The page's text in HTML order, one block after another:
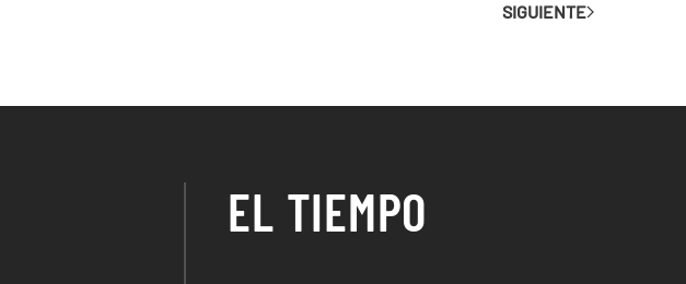
SIGUIENTE
EL TIEMPO